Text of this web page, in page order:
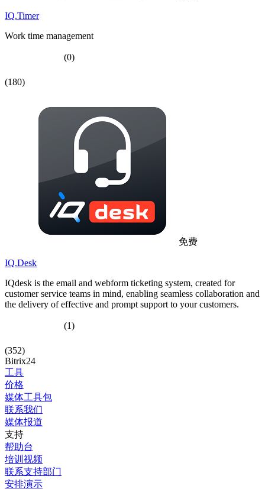
IQ.Timer
Work time management
(0)
(180)
免费
IQ.Desk
IQdesk is the email and webform ticketing system, created for
customer service teams in mind, enabling seamless collaboration and
the delivery of effective and prompt support to your customers.
(1)
(352)
Bitrix24
工具
价格
媒体工具包
联系我们
媒体报道
支持
帮助台
培训视频
联系支持部门
安排演示